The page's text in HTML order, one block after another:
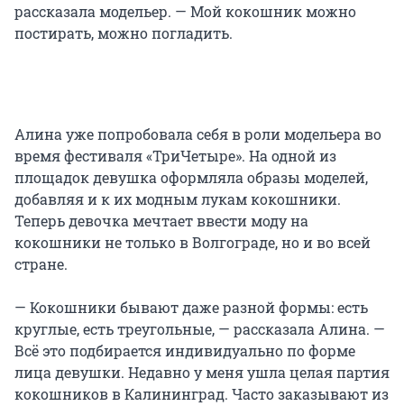
рассказала модельер. — Мой кокошник можно
постирать, можно погладить.
Алина уже попробовала себя в роли модельера во
время фестиваля «ТриЧетыре». На одной из
площадок девушка оформляла образы моделей,
добавляя и к их модным лукам кокошники.
Теперь девочка мечтает ввести моду на
кокошники не только в Волгограде, но и во всей
стране.
— Кокошники бывают даже разной формы: есть
круглые, есть треугольные, — рассказала Алина. —
Всё это подбирается индивидуально по форме
лица девушки. Недавно у меня ушла целая партия
кокошников в Калининград. Часто заказывают из